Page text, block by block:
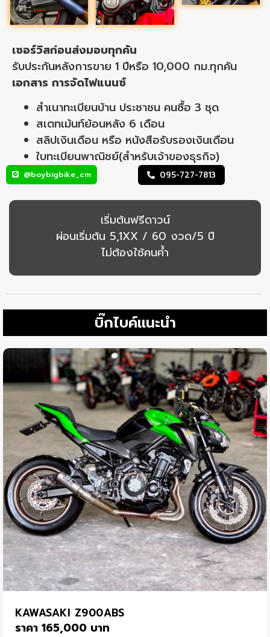
เซอร์วิสก่อนส่งมอบทุกคัน
รับประกันหลังการขาย 1 ปีหรือ 10,000 กม.ทุกคัน
เอกสาร การจัดไฟแนนซ์
สำเนาทะเบียนบ้าน ประชาชน คนซื้อ 3 ชุด
สเตทเม้นท์ย้อนหลัง 6 เดือน
สลิปเงินเดือน หรือ หนังสือรับรองเงินเดือน
ใบทะเบียนพาณิชย์(สำหรับเจ้าของธุรกิจ)
@boybigbike_cm 095-727-7813
เริ่มต้นฟรีดาวน์
ผ่อนเริ่มต้น 5,1XX / 60 งวด/5 ปี
ไม่ต้องใช้คนค้ำ
บิ๊กไบค์แนะนำ
KAWASAKI Z900ABS
ราคา 165,000 บาท